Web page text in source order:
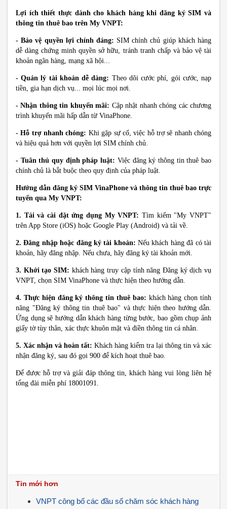
Lợi ích thiết thực dành cho khách hàng khi đăng ký SIM và
thông tin thuê bao trên My VNPT:
- Bảo vệ quyền lợi chính đáng: SIM chính chủ giúp khách hàng
dễ dàng chứng minh quyền sở hữu, tránh tranh chấp và bảo vệ tài
khoản ngân hàng, mạng xã hội...
- Quản lý tài khoản dễ dàng: Theo dõi cước phí, gói cước, nạp
tiền, gia hạn dịch vụ... mọi lúc mọi nơi.
- Nhận thông tin khuyến mãi: Cập nhật nhanh chóng các chương
trình khuyến mãi hấp dẫn từ VinaPhone.
- Hỗ trợ nhanh chóng: Khi gặp sự cố, việc hỗ trợ sẽ nhanh chóng
và hiệu quả hơn với quyền lợi SIM chính chủ.
- Tuân thủ quy định pháp luật: Việc đăng ký thông tin thuê bao
chính chủ là bắt buộc theo quy định của pháp luật.
Hướng dẫn đăng ký SIM VinaPhone và thông tin thuê bao trực
tuyến qua My VNPT:
1. Tải và cài đặt ứng dụng My VNPT: Tìm kiếm "My VNPT"
trên App Store (iOS) hoặc Google Play (Android) và tải về.
2. Đăng nhập hoặc đăng ký tài khoản: Nếu khách hàng đã có tài
khoản, hãy đăng nhập. Nếu chưa, hãy đăng ký tài khoản mới.
3. Khởi tạo SIM: khách hàng truy cập tính năng Đăng ký dịch vụ
VNPT, chọn SIM VinaPhone và thực hiện theo hướng dẫn.
4. Thực hiện đăng ký thông tin thuê bao: khách hàng chọn tính
năng "Đăng ký thông tin thuê bao" và thực hiện theo hướng dẫn.
Ứng dụng sẽ hướng dẫn khách hàng từng bước, bao gồm chụp ảnh
giấy tờ tùy thân, xác thực khuôn mặt và điền thông tin cá nhân.
5. Xác nhận và hoàn tất: Khách hàng kiểm tra lại thông tin và xác
nhận đăng ký, sau đó gọi 900 để kích hoạt thuê bao.
Để được hỗ trợ và giải đáp thông tin, khách hàng vui lòng liên hệ
tổng đài miễn phí 18001091.
Tin mới hơn
VNPT công bố các đầu số chăm sóc khách hàng